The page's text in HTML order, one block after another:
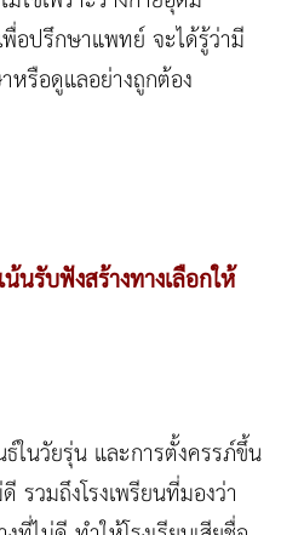
ปรึกษาแพทย์ จะได้รู้ว่ามี
รือดูแลอย่างถูกต้อง
นรับฟังสร้างทางเลือกให้
ในวัยรุ่น และการตั้งครรภ์ขึ้น
รวมถึงโรงเพรียนที่มองว่า